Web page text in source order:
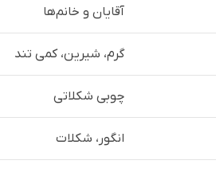
آقایان و خانم‌ها
گرم، شیرین، کمی تند
چوبی شکلاتی
انگور، شکلات